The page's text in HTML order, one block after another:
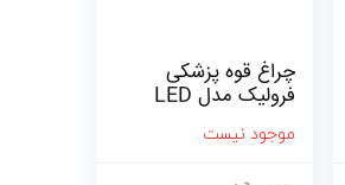
چراغ قوه پزشکی
فرولیک مدل LED
موجود نیست